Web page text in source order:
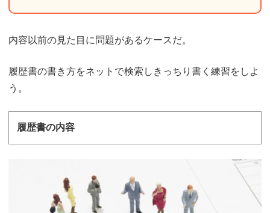
内容以前の見た目に問題があるケースだ。
履歴書の書き方をネットで検索しきっちり書く練習をしよ
う。
履歴書の内容